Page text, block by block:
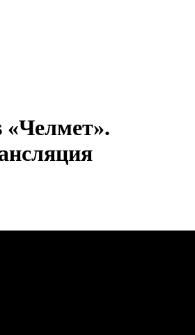
«Челмет».